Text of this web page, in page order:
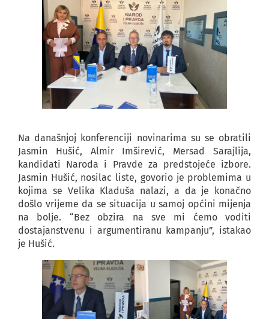
Na današnjoj konferenciji novinarima su se obratili
Jasmin Hušić, Almir Imširević, Mersad Sarajlija,
kandidati Naroda i Pravde za predstojeće izbore.
Jasmin Hušić, nosilac liste, govorio je problemima u
kojima se Velika Kladuša nalazi, a da je konačno
došlo vrijeme da se situacija u samoj općini mijenja
na bolje. “Bez obzira na sve mi ćemo voditi
dostajanstvenu i argumentiranu kampanju”, istakao
je Hušić.